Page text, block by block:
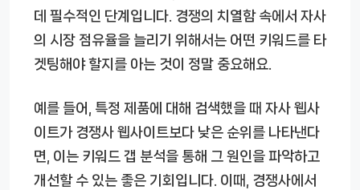
데 필수적인 단계입니다. 경쟁의 치열함 속에서 자사
의 시장 점유율을 늘리기 위해서는 어떤 키워드를 타
겟팅해야 할지를 아는 것이 정말 중요해요.
예를 들어, 특정 제품에 대해 검색했을 때 자사 웹사
이트가 경쟁사 웹사이트보다 낮은 순위를 나타낸다
면, 이는 키워드 갭 분석을 통해 그 원인을 파악하고
개선할 수 있는 좋은 기회입니다. 이때, 경쟁사에서